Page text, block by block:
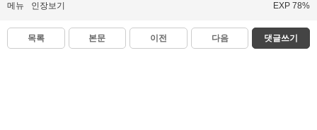
메뉴 인장보기 EXP 78%
목록 본문 이전 다음 댓글쓰기